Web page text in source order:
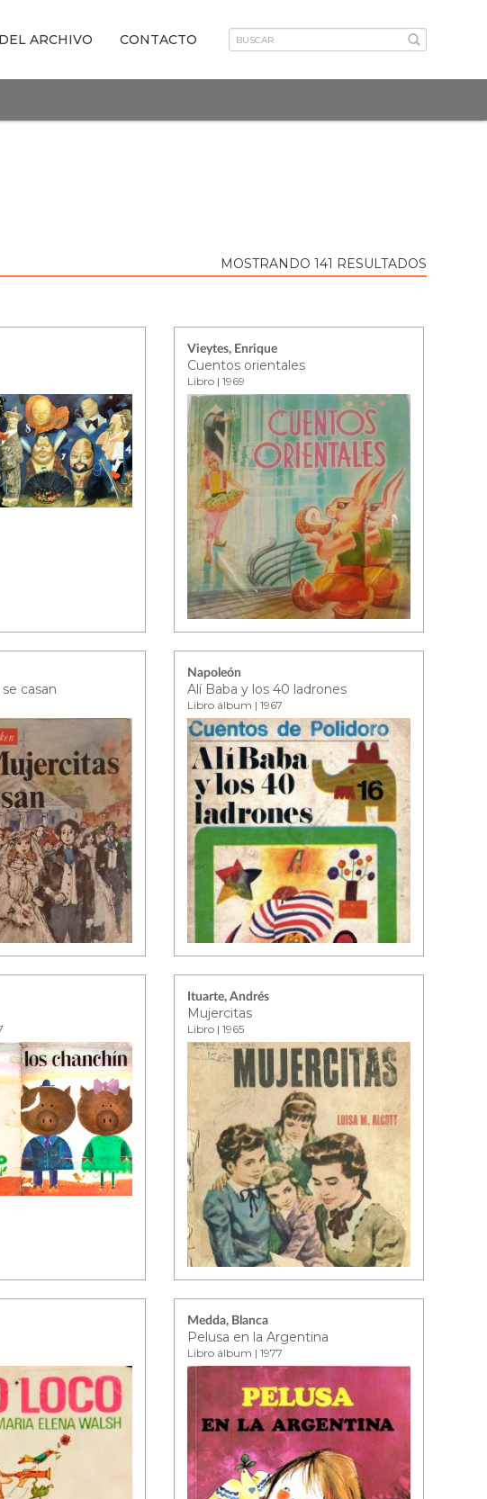
ARCHIVO CONTACTO
MOSTRANDO 141 RESULTADOS
Vieytes, Enrique
Cuentos orientales
Libro | 1969
casan
Napoleón
Alí Baba y los 40 ladrones
Libro álbum | 1967
Ituarte, Andrés
Mujercitas
Libro | 1965
Medda, Blanca
Pelusa en la Argentina
Libro álbum | 1977